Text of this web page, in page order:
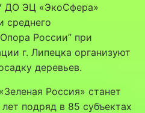
ДО ЭЦ «ЭкоСфера»
среднего
России” при
г. Липецка организуют
деревьев.
Россия» станет
подряд в 85 субъектах